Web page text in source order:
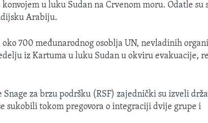
u luku Sudan na Crvenom moru. Odatle su
Arabiju.
oko 700 međunarodnog osoblja UN, nevladinih
iz Kartuma u luku Sudan u okviru evakuacije,
Snage za brzu podršku (RSF) zajednički su izveli
sukobili tokom pregovora o integraciji dvije grupe i